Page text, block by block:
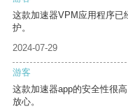
这款加速器VPM应用程序已
护。
2024-07-29
游客
这款加速器app的安全性很
放心。